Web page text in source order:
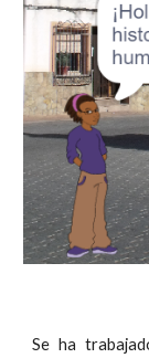
Se ha